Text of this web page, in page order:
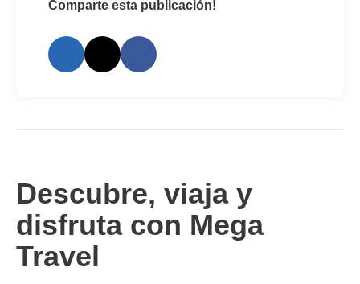
Comparte esta publicación!
Descubre, viaja y
disfruta con Mega
Travel